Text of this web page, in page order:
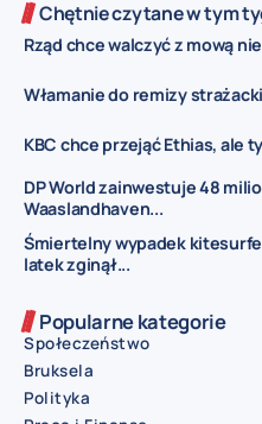
Chętnie czytane w tym
Rząd chce walczyć z mową
Włamanie do remizy
KBC chce przejąć Ethias, ale
DP World zainwestuje 48
Waaslandhaven...
Śmiertelny wypadek
latek zginął...
Popularne kategorie
Społeczeństwo
Bruksela
Polityka